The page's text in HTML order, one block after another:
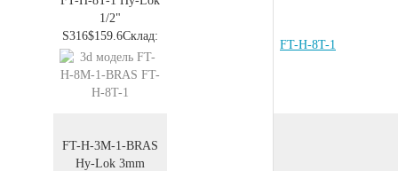
1/2"
S316$159.6Склад:
FT-H-8T-1
FT-H-3M-1-BRAS
Hy-Lok 3mm